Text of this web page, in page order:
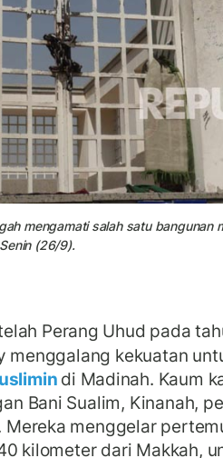
mengamati salah satu
(26/9).
Perang Uhud pada
menggalang kekuatan
di Madinah. Kaum
Bani Sualim, Kinanah,
menggelar
kilometer dari Makkah,